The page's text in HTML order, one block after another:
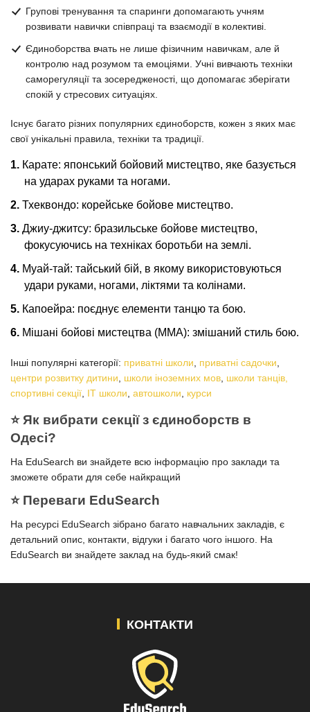
Групові тренування та спаринги допомагають учням
розвивати навички співпраці та взаємодії в колективі.
Єдиноборства вчать не лише фізичним навичкам, але й
контролю над розумом та емоціями. Учні вивчають техніки
саморегуляції та зосередженості, що допомагає зберігати
спокій у стресових ситуаціях.
Існує багато різних популярних єдиноборств, кожен з яких має
свої унікальні правила, техніки та традиції.
Карате: японський бойовий мистецтво, яке базується
на ударах руками та ногами.
Тхеквондо: корейське бойове мистецтво.
Джиу-джитсу: бразильське бойове мистецтво,
фокусуючись на техніках боротьби на землі.
Муай-тай: тайський бій, в якому використовуються
удари руками, ногами, ліктями та колінами.
Капоейра: поєднує елементи танцю та бою.
Мішані бойові мистецтва (MMA): змішаний стиль бою.
Інші популярні категорії: приватні школи приватні садочки
центри розвитку дитини
школи іноземних мов школи танців,
спортивні секції ІТ школи автошколи курси
⭐️ Як вибрати секції з єдиноборств в
Одесі?
На EduSearch ви знайдете всю інформацію про заклади та
зможете обрати для себе найкращий
⭐️ Переваги EduSearch
На ресурсі EduSearch зібрано багато навчальних закладів, є
детальний опис, контакти, відгуки і багато чого іншого. На
EduSearch ви знайдете заклад на будь-який смак!
КОНТАКТИ